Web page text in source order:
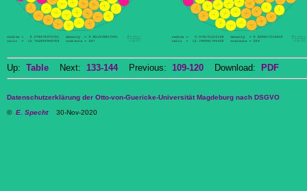
Up: Table Next: 133-144Previous: 109-120 Download: PDF
Datenschutzerklärung der Otto-von-Guericke-Universität Magdeburg nach DSGVO
© E. Specht30-Nov-2020